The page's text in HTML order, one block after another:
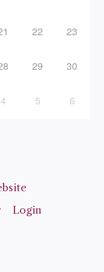
22 23
29 30
4 5 6
Login